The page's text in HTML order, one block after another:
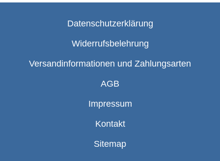
Datenschutzerklärung
Widerrufsbelehrung
Versandinformationen und Zahlungsarten
AGB
Impressum
Kontakt
Sitemap